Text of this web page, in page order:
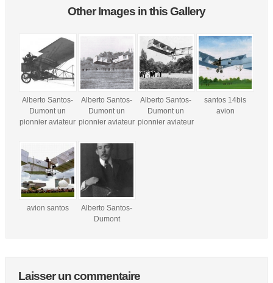
Other Images in this Gallery
Alberto Santos-
Dumont un
pionnier aviateur
Alberto Santos-
Dumont un
pionnier aviateur
Alberto Santos-
Dumont un
pionnier aviateur
santos 14bis
avion
avion santos
Alberto Santos-
Dumont
Laisser un commentaire